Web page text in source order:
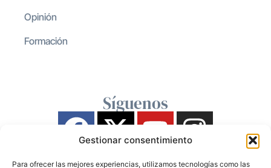
Gestionar consentimiento
Para ofrecer las mejores experiencias, utilizamos tecnologías como las
Opinión
Formación
Síguenos